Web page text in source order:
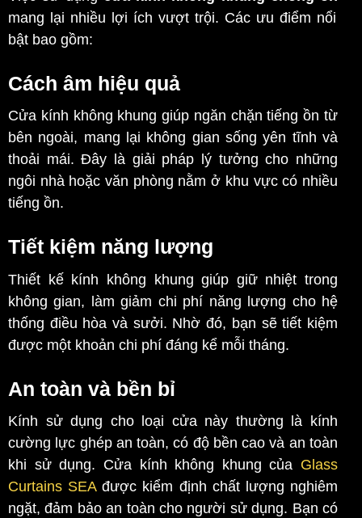
mang lại nhiều lợi ích vượt trội. Các ưu điểm nổi
bật bao gồm:
Cách âm hiệu quả
Cửa kính không khung giúp ngăn chặn tiếng ồn từ
bên ngoài, mang lại không gian sống yên tĩnh và
thoải mái. Đây là giải pháp lý tưởng cho những
ngôi nhà hoặc văn phòng nằm ở khu vực có nhiều
tiếng ồn.
Tiết kiệm năng lượng
Thiết kế kính không khung giúp giữ nhiệt trong
không gian, làm giảm chi phí năng lượng cho hệ
thống điều hòa và sưởi. Nhờ đó, bạn sẽ tiết kiệm
được một khoản chi phí đáng kể mỗi tháng.
An toàn và bền bỉ
Kính sử dụng cho loại cửa này thường là kính
cường lực ghép an toàn, có độ bền cao và an toàn
khi sử dụng. Cửa kính không khung của Glass
Curtains SEAđược kiểm định chất lượng nghiêm
ngặt, đảm bảo an toàn cho người sử dụng. Bạn có